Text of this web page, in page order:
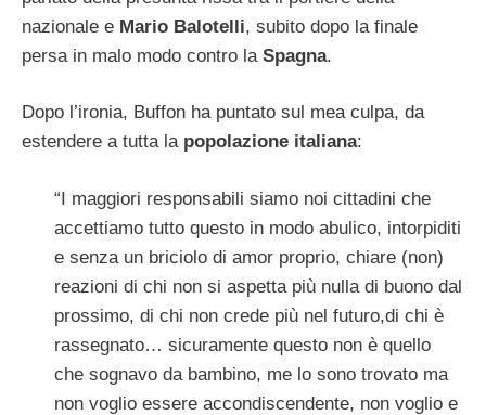
nazionale e Mario Balotelli, subito dopo la finale
persa in malo modo contro la Spagna.
Dopo l’ironia, Buffon ha puntato sul mea culpa, da
estendere a tutta lapopolazione italiana:
“I maggiori responsabili siamo noi cittadini che
accettiamo tutto questo in modo abulico, intorpiditi
e senza un briciolo di amor proprio, chiare (non)
reazioni di chi non si aspetta più nulla di buono dal
prossimo, di chi non crede più nel futuro,di chi è
rassegnato… sicuramente questo non è quello
che sognavo da bambino, me lo sono trovato ma
non voglio essere accondiscendente, non voglio e